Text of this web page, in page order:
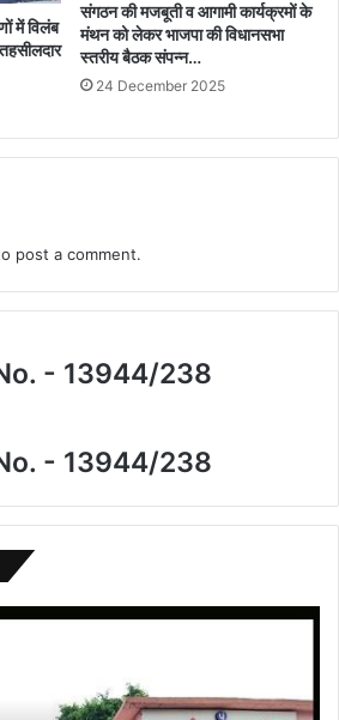
में विलंब
संगठन की मजबूती व आगामी कार्यक्रमों के
मंथन को लेकर भाजपा की विधानसभा
स्तरीय बैठक संपन्न…
24 December 2025
post a comment.
- 13944/238
- 13944/238